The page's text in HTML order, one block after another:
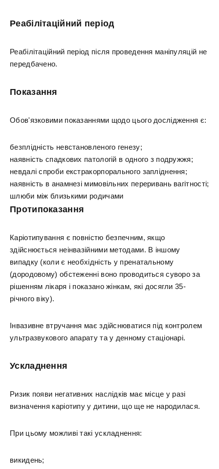
Реабілітаційний період
Реабілітаційний період після проведення маніпуляцій не
передбачено.
Показання
Обов'язковими показаннями щодо цього дослідження є:
безплідність невстановленого генезу;
наявність спадкових патологій в одного з подружжя;
невдалі спроби екстракорпорального запліднення;
наявність в анамнезі мимовільних переривань вагітності;
шлюби між близькими родичами
Протипоказання
Каріотипування є повністю безпечним, якщо
здійснюється неінвазійними методами. В іншому
випадку (коли є необхідність у пренатальному
(дородовому) обстеженні воно проводиться суворо за
рішенням лікаря і показано жінкам, які досягли 35-
річного віку).
Інвазивне втручання має здійснюватися під контролем
ультразвукового апарату та у денному стаціонарі.
Ускладнення
Ризик появи негативних наслідків має місце у разі
визначення каріотипу у дитини, що ще не народилася.
При цьому можливі такі ускладнення:
викидень;